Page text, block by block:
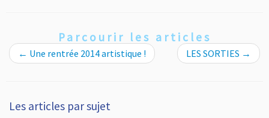
Parcourir les articles
← Une rentrée 2014 artistique ! LES SORTIES →
Les articles par sujet